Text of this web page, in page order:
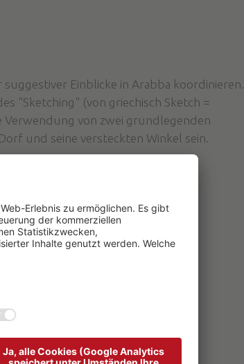
Einblicke in Arabba koordinieren.
"Sketching" (von griechisch Sketch =
Verwendung von zwei grundlegenden
und seine versteckten Winkel sein.
zur Verfügung gestellt.